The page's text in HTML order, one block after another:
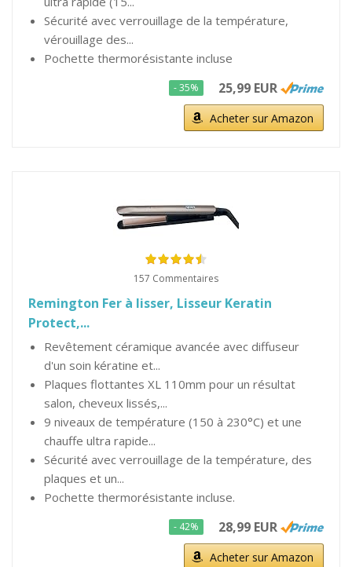
Sécurité avec verrouillage de la température,
vérouillage des...
Pochette thermorésistante incluse
- 35% 25,99 EUR
Acheter sur Amazon
157 Commentaires
Remington Fer à lisser, Lisseur Keratin
Protect,...
Revêtement céramique avancée avec diffuseur
d'un soin kératine et...
Plaques flottantes XL 110mm pour un résultat
salon, cheveux lissés,...
9 niveaux de température (150 à 230°C) et une
chauffe ultra rapide...
Sécurité avec verrouillage de la température, des
plaques et un...
Pochette thermorésistante incluse.
- 42% 28,99 EUR
Acheter sur Amazon